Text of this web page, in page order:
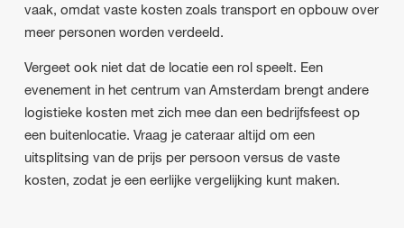
vaak, omdat vaste kosten zoals transport en opbouw over
meer personen worden verdeeld.
Vergeet ook niet dat de locatie een rol speelt. Een
evenement in het centrum van Amsterdam brengt andere
logistieke kosten met zich mee dan een bedrijfsfeest op
een buitenlocatie. Vraag je cateraar altijd om een
uitsplitsing van de prijs per persoon versus de vaste
kosten, zodat je een eerlijke vergelijking kunt maken.